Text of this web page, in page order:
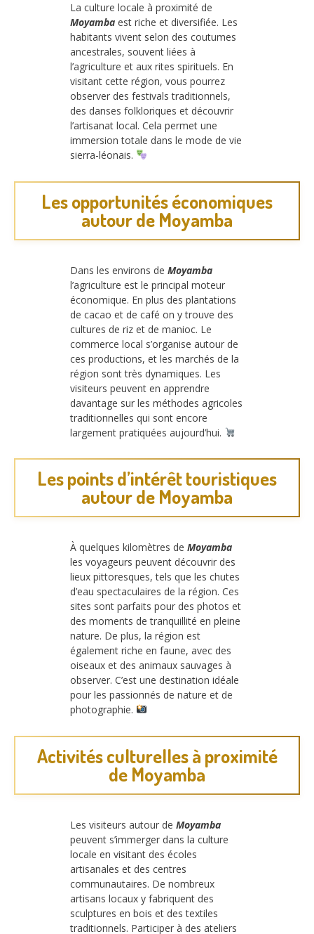
La culture locale à proximité de
Moyamba est riche et diversifiée. Les
habitants vivent selon des coutumes
ancestrales, souvent liées à
l’agriculture et aux rites spirituels. En
visitant cette région, vous pourrez
observer des festivals traditionnels,
des danses folkloriques et découvrir
l’artisanat local. Cela permet une
immersion totale dans le mode de vie
sierra-léonais.
Les opportunités économiques
autour de Moyamba
Dans les environs de Moyamba
l’agriculture est le principal moteur
économique. En plus des plantations
de cacao et de café on y trouve des
cultures de riz et de manioc. Le
commerce local s’organise autour de
ces productions, et les marchés de la
région sont très dynamiques. Les
visiteurs peuvent en apprendre
davantage sur les méthodes agricoles
traditionnelles qui sont encore
largement pratiquées aujourd’hui.
Les points d’intérêt touristiques
autour de Moyamba
À quelques kilomètres de Moyamba
les voyageurs peuvent découvrir des
lieux pittoresques, tels que les chutes
d’eau spectaculaires de la région. Ces
sites sont parfaits pour des photos et
des moments de tranquillité en pleine
nature. De plus, la région est
également riche en faune, avec des
oiseaux et des animaux sauvages à
observer. C’est une destination idéale
pour les passionnés de nature et de
photographie.
Activités culturelles à proximité
de Moyamba
Les visiteurs autour de Moyamba
peuvent s’immerger dans la culture
locale en visitant des écoles
artisanales et des centres
communautaires. De nombreux
artisans locaux y fabriquent des
sculptures en bois et des textiles
traditionnels. Participer à des ateliers